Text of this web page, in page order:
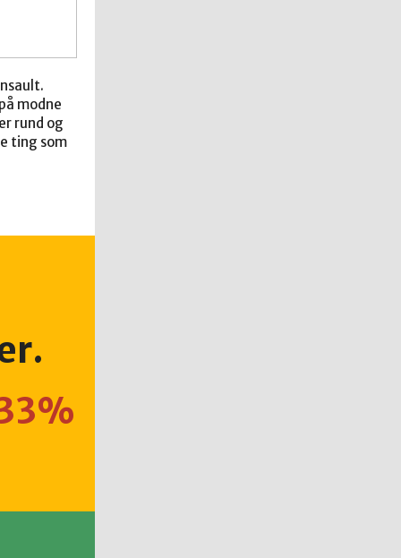
modne
rund og
ting som